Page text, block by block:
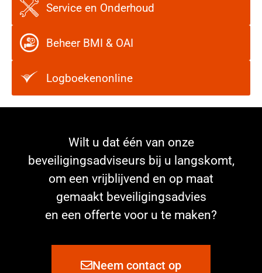
Service en Onderhoud
Beheer BMI & OAI
Logboekenonline
Wilt u dat één van onze
beveiligingsadviseurs bij u langskomt,
om een vrijblijvend en op maat
gemaakt beveiligingsadvies
en een offerte voor u te maken?
Neem contact op